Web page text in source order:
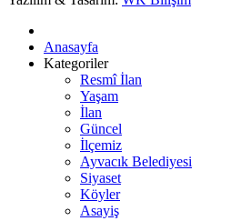
Anasayfa
Kategoriler
Resmî İlan
Yaşam
İlan
Güncel
İlçemiz
Ayvacık Belediyesi
Siyaset
Köyler
Asayiş